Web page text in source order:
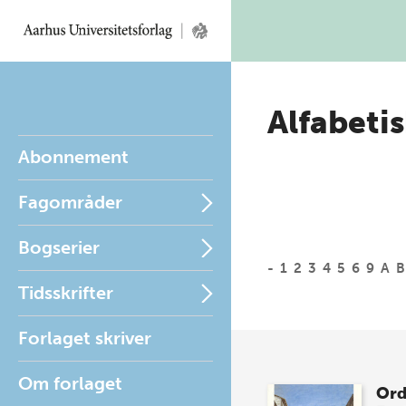
Abonnement
Fagområder
Bogserier
Tidsskrifter
Forlaget skriver
Om forlaget
- 1 2 3 4 5 6 9 A B